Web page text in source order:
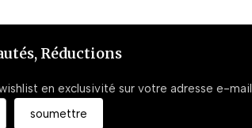
Réductions
en exclusivité sur votre adresse e-mail